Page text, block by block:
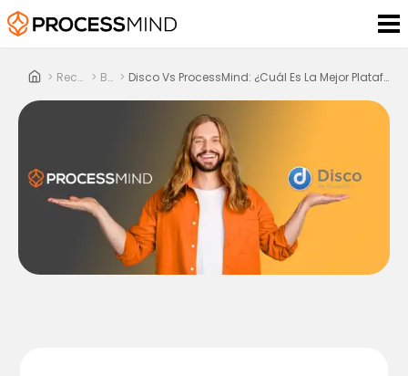
> Recursos > Blog > Disco Vs ProcessMind: ¿Cuál Es La Mejor Plataforma De Process Mining En 2025?